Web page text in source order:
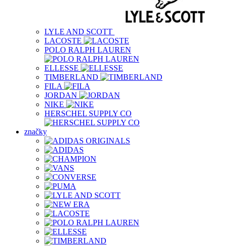
LYLE AND SCOTT
LACOSTE
POLO RALPH LAUREN
ELLESSE
TIMBERLAND
FILA
JORDAN
NIKE
HERSCHEL SUPPLY CO
značky